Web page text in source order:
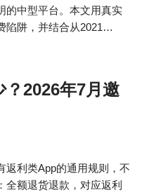
的中型平台。本文用真实
陷阱，并结合从2021…
2026年7月邀
返利类App的通用规则，不
全额退货退款，对应返利